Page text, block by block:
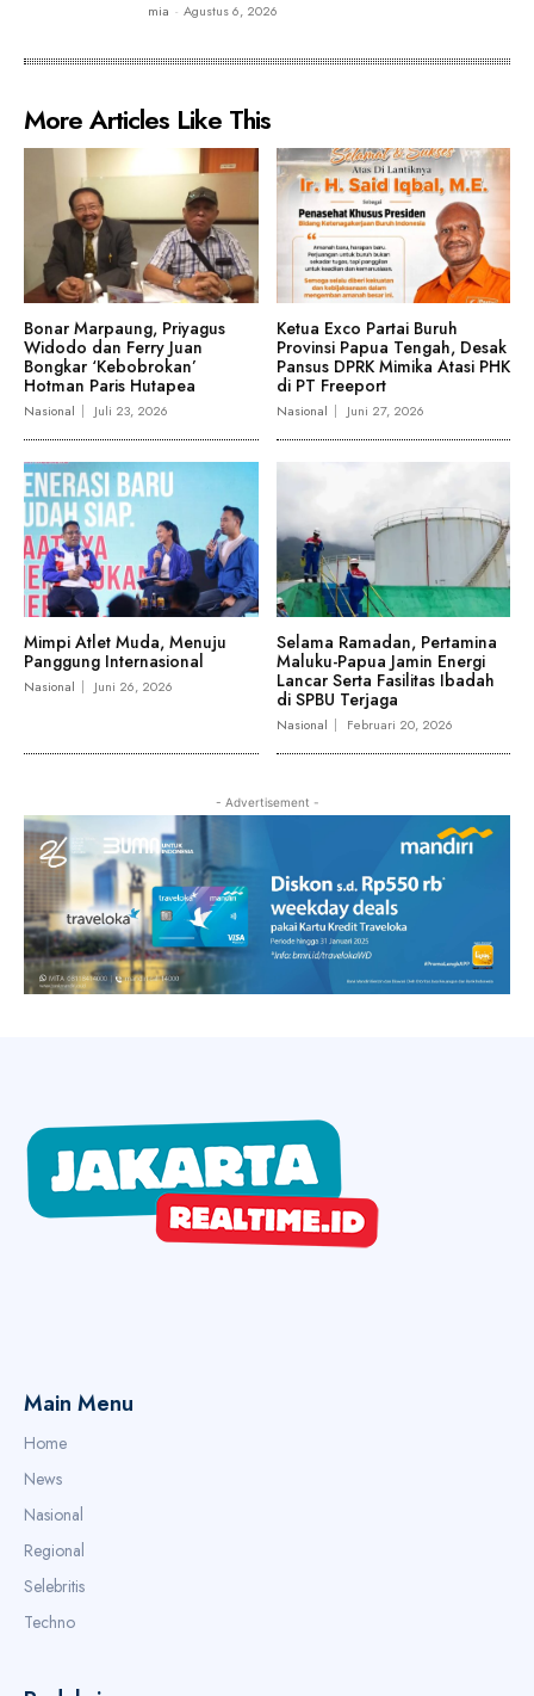
mia - Agustus 6, 2026
More Articles Like This
Bonar Marpaung, Priyagus
Widodo dan Ferry Juan
Bongkar ‘Kebobrokan’
Hotman Paris Hutapea
Nasional Juli 23, 2026
Ketua Exco Partai Buruh
Provinsi Papua Tengah, Desak
Pansus DPRK Mimika Atasi PHK
di PT Freeport
Nasional Juni 27, 2026
Mimpi Atlet Muda, Menuju
Panggung Internasional
Nasional Juni 26, 2026
Selama Ramadan, Pertamina
Maluku-Papua Jamin Energi
Lancar Serta Fasilitas Ibadah
di SPBU Terjaga
Nasional Februari 20, 2026
- Advertisement -
Main Menu
Home
News
Nasional
Regional
Selebritis
Techno